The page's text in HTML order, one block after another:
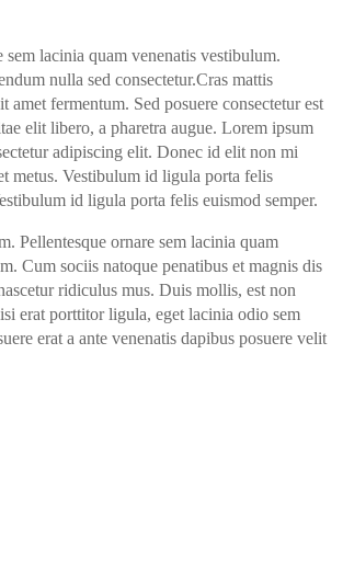
sem lacinia quam venenatis vestibulum.
nulla sed consectetur.Cras mattis
amet fermentum. Sed posuere consectetur est
elit libero, a pharetra augue. Lorem ipsum
adipiscing elit. Donec id elit non mi
metus. Vestibulum id ligula porta felis
id ligula porta felis euismod semper.
Pellentesque ornare sem lacinia quam
Cum sociis natoque penatibus et magnis dis
ridiculus mus. Duis mollis, est non
erat porttitor ligula, eget lacinia odio sem
erat a ante venenatis dapibus posuere velit